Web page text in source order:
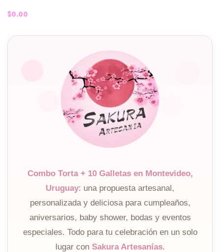
$0.00
Combo Torta + 10 Galletas en Montevideo,
Uruguay: una propuesta artesanal,
personalizada y deliciosa para cumpleaños,
aniversarios, baby shower, bodas y eventos
especiales. Todo para tu celebración en un solo
lugar con Sakura Artesanías.